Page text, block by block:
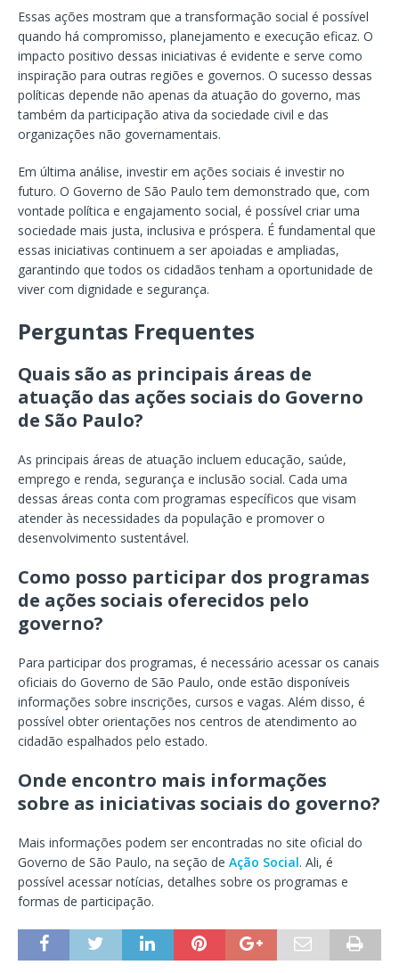
Essas ações mostram que a transformação social é possível
quando há compromisso, planejamento e execução eficaz. O
impacto positivo dessas iniciativas é evidente e serve como
inspiração para outras regiões e governos. O sucesso dessas
políticas depende não apenas da atuação do governo, mas
também da participação ativa da sociedade civil e das
organizações não governamentais.
Em última análise, investir em ações sociais é investir no
futuro. O Governo de São Paulo tem demonstrado que, com
vontade política e engajamento social, é possível criar uma
sociedade mais justa, inclusiva e próspera. É fundamental que
essas iniciativas continuem a ser apoiadas e ampliadas,
garantindo que todos os cidadãos tenham a oportunidade de
viver com dignidade e segurança.
Perguntas Frequentes
Quais são as principais áreas de
atuação das ações sociais do Governo
de São Paulo?
As principais áreas de atuação incluem educação, saúde,
emprego e renda, segurança e inclusão social. Cada uma
dessas áreas conta com programas específicos que visam
atender às necessidades da população e promover o
desenvolvimento sustentável.
Como posso participar dos programas
de ações sociais oferecidos pelo
governo?
Para participar dos programas, é necessário acessar os canais
oficiais do Governo de São Paulo, onde estão disponíveis
informações sobre inscrições, cursos e vagas. Além disso, é
possível obter orientações nos centros de atendimento ao
cidadão espalhados pelo estado.
Onde encontro mais informações
sobre as iniciativas sociais do governo?
Mais informações podem ser encontradas no site oficial do
Governo de São Paulo, na seção de Ação Social. Ali, é
possível acessar notícias, detalhes sobre os programas e
formas de participação.